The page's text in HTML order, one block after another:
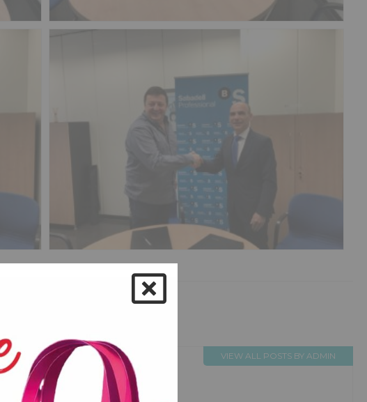
VIEW ALL POSTS BY ADMIN